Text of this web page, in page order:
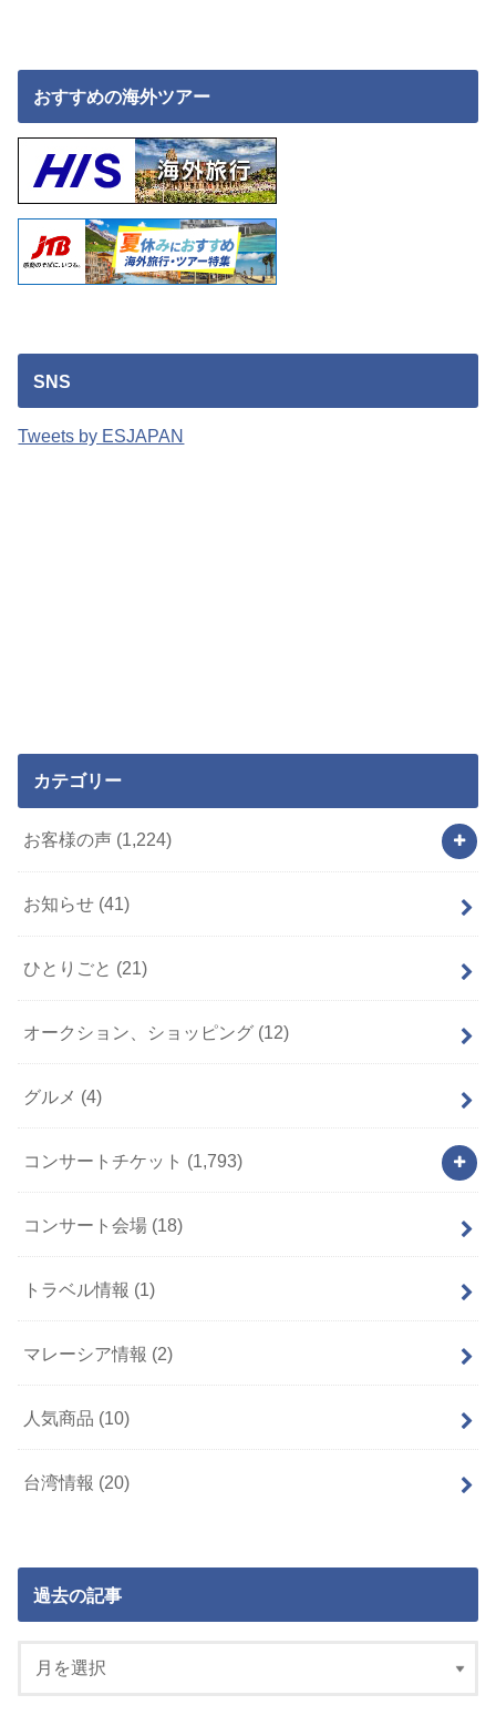
おすすめの海外ツアー
SNS
Tweets by ESJAPAN
カテゴリー
お客様の声 (1,224)
お知らせ (41)
ひとりごと (21)
オークション、ショッピング (12)
グルメ (4)
コンサートチケット (1,793)
コンサート会場 (18)
トラベル情報 (1)
マレーシア情報 (2)
人気商品 (10)
台湾情報 (20)
過去の記事